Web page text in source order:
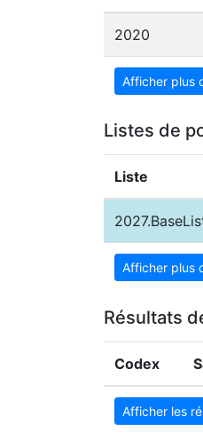
2020
Afficher plus
Listes de
Liste
Afficher plus
Résultats
Codex
Afficher les